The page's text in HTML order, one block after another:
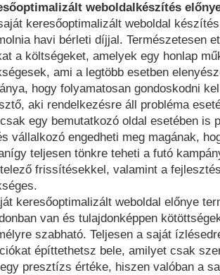
weboldalkészítés
keresőoptimalizált weboldal
havi bérleti díjjal. Természetesen
a költségeket, amelyek egy honlap
ami a legtöbb esetben
hogy folyamatosan gondoskodni
aki rendelkezésre áll probléma
egy bemutatkozó oldal esetében is
vállalkozó engedheti meg magának,
teljesen tönkre teheti a futó
frissítésekkel, valamint a
keresőoptimalizált weboldal előnye
van és tulajdonképpen
szabható. Teljesen a saját
építtethetsz bele, amilyet csak
presztízs értéke, hiszen valóban a